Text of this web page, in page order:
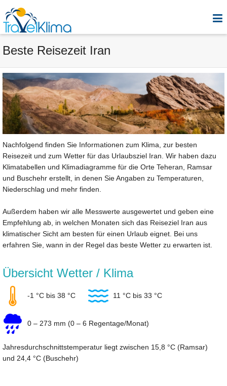
Beste Reisezeit Iran
Nachfolgend finden Sie Informationen zum Klima, zur besten
Reisezeit und zum Wetter für das Urlaubsziel Iran. Wir haben dazu
Klimatabellen und Klimadiagramme für die Orte Teheran, Ramsar
und Buschehr erstellt, in denen Sie Angaben zu Temperaturen,
Niederschlag und mehr finden.
Außerdem haben wir alle Messwerte ausgewertet und geben eine
Empfehlung ab, in welchen Monaten sich das Reiseziel Iran aus
klimatischer Sicht am besten für einen Urlaub eignet. Bei uns
erfahren Sie, wann in der Regel das beste Wetter zu erwarten ist.
Übersicht Wetter / Klima
-1 °C bis 38 °C 11 °C bis 33 °C
0 – 273 mm (0 – 6 Regentage/Monat)
Jahresdurchschnittstemperatur liegt zwischen 15,8 °C (Ramsar)
und 24,4 °C (Buschehr)